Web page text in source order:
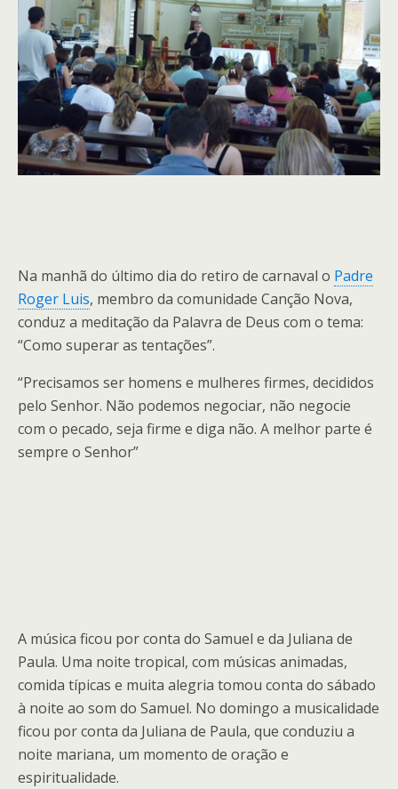
Na manhã do último dia do retiro de carnaval o Padre
Roger Luis, membro da comunidade Canção Nova,
conduz a meditação da Palavra de Deus com o tema:
“Como superar as tentações”.
“Precisamos ser homens e mulheres firmes, decididos
pelo Senhor. Não podemos negociar, não negocie
com o pecado, seja firme e diga não. A melhor parte é
sempre o Senhor”
A música ficou por conta do Samuel e da Juliana de
Paula. Uma noite tropical, com músicas animadas,
comida típicas e muita alegria tomou conta do sábado
à noite ao som do Samuel. No domingo a musicalidade
ficou por conta da Juliana de Paula, que conduziu a
noite mariana, um momento de oração e
espiritualidade.